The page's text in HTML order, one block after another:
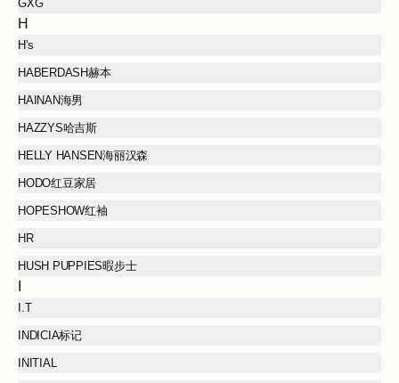
GXG
H
H's
HABERDASH赫本
HAINAN海男
HAZZYS哈吉斯
HELLY HANSEN海丽汉森
HODO红豆家居
HOPESHOW红袖
HR
HUSH PUPPIES暇步士
I.T
INDICIA标记
INITIAL